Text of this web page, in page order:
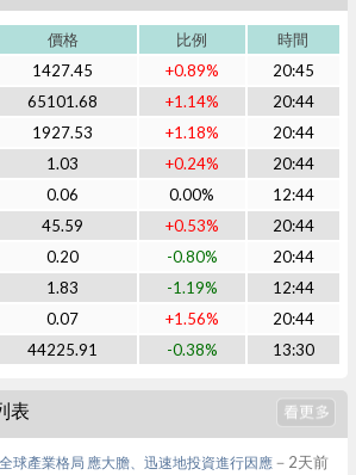
價格 比例
時間
1427.45 +0.89%
20:45
65101.68 +1.14%
20:44
1927.53 +1.18%
20:44
1.03 +0.24%
20:44
0.06 0.00%
12:44
45.59 +0.53%
20:44
0.20 -0.80%
20:44
1.83 -1.19%
12:44
0.07 +1.56%
20:44
44225.91 -0.38% 13:30
表
球產業格局 應大膽、迅速地投資進行因應－2天前